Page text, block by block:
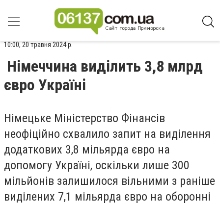
10:00, 20 травня 2024 р.
Німеччина виділить 3,8 млрд
євро Україні
Німецьке Міністерство Фінансів
неофіційно схвалило запит на виділення
додаткових 3,8 мільярда євро на
допомогу Україні, оскільки лише 300
мільйонів залишилося вільними з раніше
виділених 7,1 мільярда євро на оборонні